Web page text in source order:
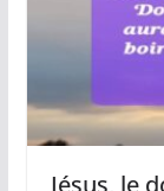
Jésus, le